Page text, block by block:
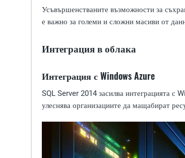
Усъвършенстваните възможности за
е важно за големи и сложни масиви от
Интеграция в облака
Интеграция с Windows Azure
SQL Server 2014 засилва интеграцията с
улеснява организациите да мащабират